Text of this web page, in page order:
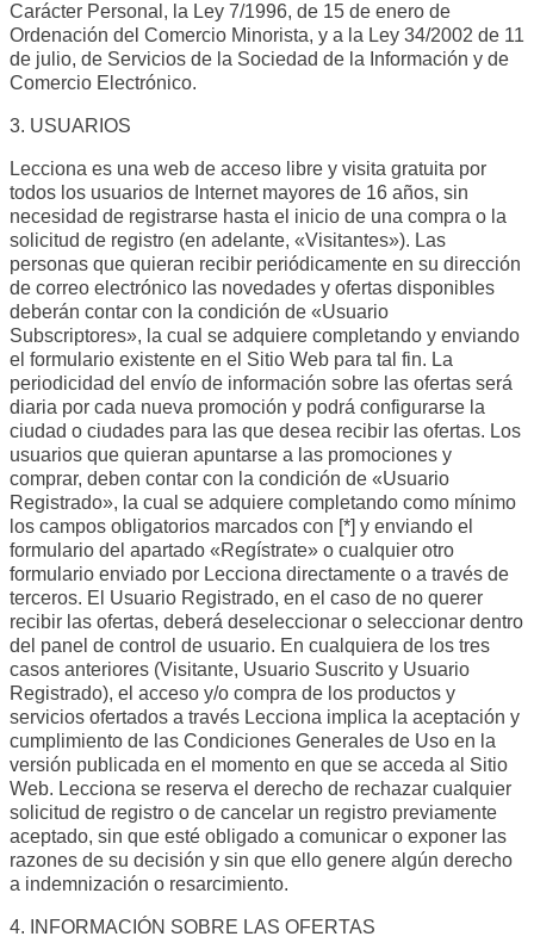
Carácter Personal, la Ley 7/1996, de 15 de enero de
Ordenación del Comercio Minorista, y a la Ley 34/2002 de 11
de julio, de Servicios de la Sociedad de la Información y de
Comercio Electrónico.
3. USUARIOS
Lecciona es una web de acceso libre y visita gratuita por
todos los usuarios de Internet mayores de 16 años, sin
necesidad de registrarse hasta el inicio de una compra o la
solicitud de registro (en adelante, «Visitantes»). Las
personas que quieran recibir periódicamente en su dirección
de correo electrónico las novedades y ofertas disponibles
deberán contar con la condición de «Usuario
Subscriptores», la cual se adquiere completando y enviando
el formulario existente en el Sitio Web para tal fin. La
periodicidad del envío de información sobre las ofertas será
diaria por cada nueva promoción y podrá configurarse la
ciudad o ciudades para las que desea recibir las ofertas. Los
usuarios que quieran apuntarse a las promociones y
comprar, deben contar con la condición de «Usuario
Registrado», la cual se adquiere completando como mínimo
los campos obligatorios marcados con [*] y enviando el
formulario del apartado «Regístrate» o cualquier otro
formulario enviado por Lecciona directamente o a través de
terceros. El Usuario Registrado, en el caso de no querer
recibir las ofertas, deberá deseleccionar o seleccionar dentro
del panel de control de usuario. En cualquiera de los tres
casos anteriores (Visitante, Usuario Suscrito y Usuario
Registrado), el acceso y/o compra de los productos y
servicios ofertados a través Lecciona implica la aceptación y
cumplimiento de las Condiciones Generales de Uso en la
versión publicada en el momento en que se acceda al Sitio
Web. Lecciona se reserva el derecho de rechazar cualquier
solicitud de registro o de cancelar un registro previamente
aceptado, sin que esté obligado a comunicar o exponer las
razones de su decisión y sin que ello genere algún derecho
a indemnización o resarcimiento.
4. INFORMACIÓN SOBRE LAS OFERTAS